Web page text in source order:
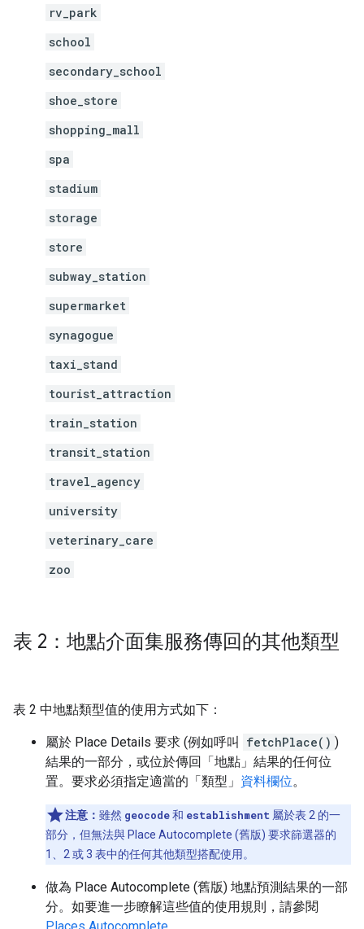
rv_park
school
secondary_school
shoe_store
shopping_mall
spa
stadium
storage
store
subway_station
supermarket
synagogue
taxi_stand
tourist_attraction
train_station
transit_station
travel_agency
university
veterinary_care
zoo
表 2：地點介面集服務傳回的其他類型
表 2 中地點類型值的使用方式如下：
屬於 Place Details 要求 (例如呼叫 fetchPlace() )
結果的一部分，或位於傳回「地點」結果的任何位
置。要求必須指定適當的「類型」 資料欄位。
注意： 雖然 geocode和 establishment 屬於表 2 的一
部分，但無法與 Place Autocomplete (舊版) 要求篩選器的
1、2 或 3 表中的任何其他類型搭配使用。
做為 Place Autocomplete (舊版) 地點預測結果的一部
分。如要進一步瞭解這些值的使用規則，請參閱